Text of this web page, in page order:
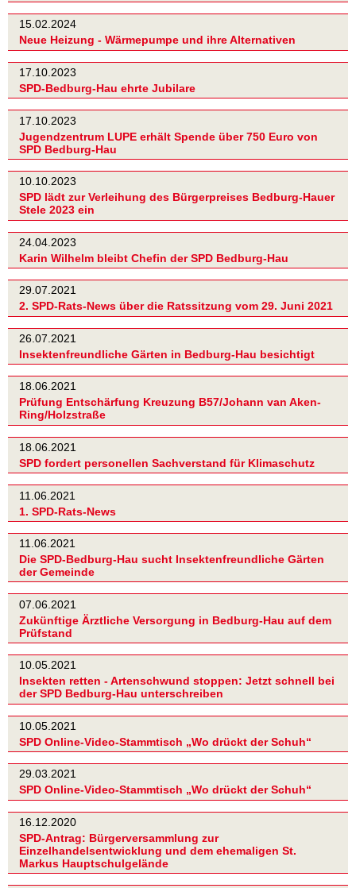
15.02.2024
Neue Heizung - Wärmepumpe und ihre Alternativen
17.10.2023
SPD-Bedburg-Hau ehrte Jubilare
17.10.2023
Jugendzentrum LUPE erhält Spende über 750 Euro von
SPD Bedburg-Hau
10.10.2023
SPD lädt zur Verleihung des Bürgerpreises Bedburg-Hauer
Stele 2023 ein
24.04.2023
Karin Wilhelm bleibt Chefin der SPD Bedburg-Hau
29.07.2021
2. SPD-Rats-News über die Ratssitzung vom 29. Juni 2021
26.07.2021
Insektenfreundliche Gärten in Bedburg-Hau besichtigt
18.06.2021
Prüfung Entschärfung Kreuzung B57/Johann van Aken-
Ring/Holzstraße
18.06.2021
SPD fordert personellen Sachverstand für Klimaschutz
11.06.2021
1. SPD-Rats-News
11.06.2021
Die SPD-Bedburg-Hau sucht Insektenfreundliche Gärten
der Gemeinde
07.06.2021
Zukünftige Ärztliche Versorgung in Bedburg-Hau auf dem
Prüfstand
10.05.2021
Insekten retten - Artenschwund stoppen: Jetzt schnell bei
der SPD Bedburg-Hau unterschreiben
10.05.2021
SPD Online-Video-Stammtisch „Wo drückt der Schuh“
29.03.2021
SPD Online-Video-Stammtisch „Wo drückt der Schuh“
16.12.2020
SPD-Antrag: Bürgerversammlung zur
Einzelhandelsentwicklung und dem ehemaligen St.
Markus Hauptschulgelände